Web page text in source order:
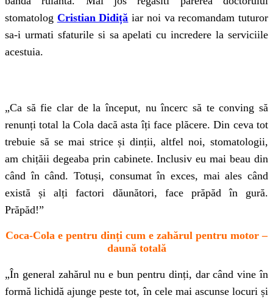
stomatolog Cristian Didiță iar noi va recomandam tuturor
sa-i urmati sfaturile si sa apelati cu incredere la serviciile
acestuia.
„Ca să fie clar de la început, nu încerc să te conving să
renunți total la Cola dacă asta îți face plăcere. Din ceva tot
trebuie să se mai strice și dinții, altfel noi, stomatologii,
am chițăii degeaba prin cabinete. Inclusiv eu mai beau din
când în când. Totuși, consumat în exces, mai ales când
există și alți factori dăunători, face prăpăd în gură.
Prăpăd!”
Coca-Cola e pentru dinți cum e zahărul pentru motor –
daună totală
„În general zahărul nu e bun pentru dinți, dar când vineîn
formă lichidă ajunge peste tot, în cele mai ascunse locuri și